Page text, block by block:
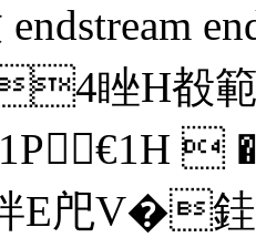
4睉H殾
E戺V�銈